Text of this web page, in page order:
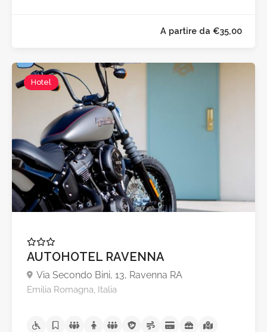
A partire da
Hotel
AUTOHOTEL RAVENNA
Via Secondo Bini, 13, Ravenna RA
Emilia Romagna, Italia